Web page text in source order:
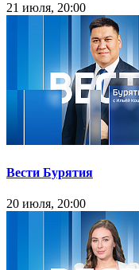
21 июля, 20:00
Вести Бурятия
20 июля, 20:00